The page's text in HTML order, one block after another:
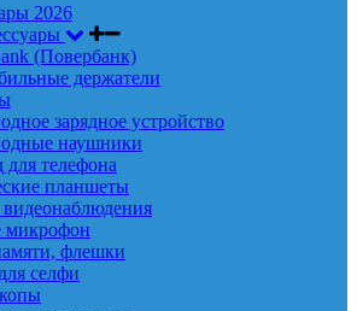
2026
(Повербанк)
держатели
зарядное устройство
наушники
для телефона
планшеты
микрофон
флешки
селфи